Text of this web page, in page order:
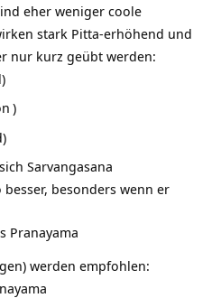
eher weniger coole
stark Pitta-erhöhend und
nur kurz geübt werden:
)
Sarvangasana
besonders wenn er
Pranayama
werden empfohlen: